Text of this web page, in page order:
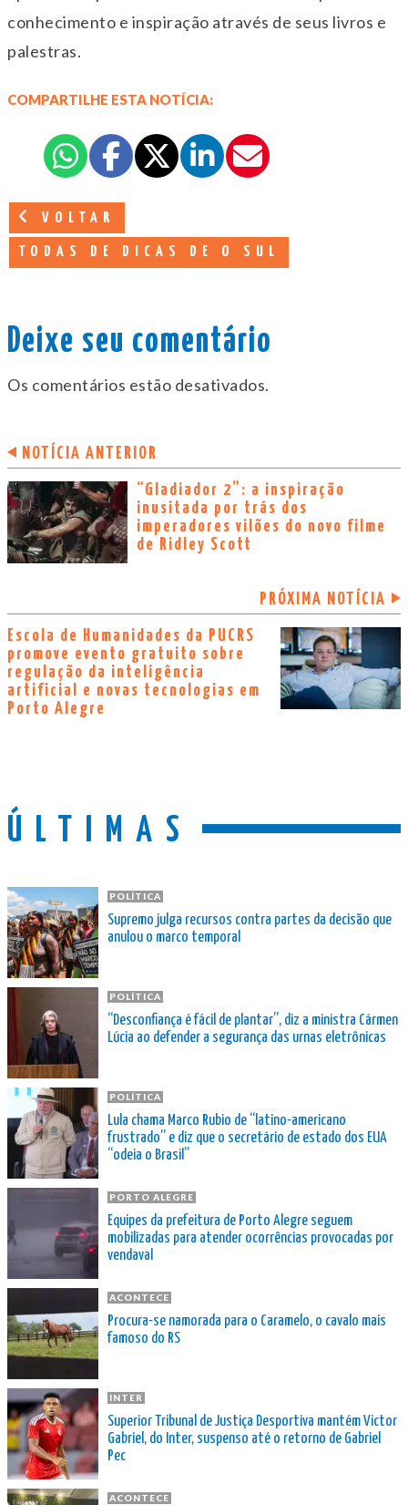
conhecimento e inspiração através de seus livros e
palestras.
COMPARTILHE ESTA NOTÍCIA:
VOLTAR
TODAS DE DICAS DE O SUL
Deixe seu comentário
Os comentários estão desativados.
NOTÍCIA ANTERIOR
“Gladiador 2”: a inspiração
inusitada por trás dos
imperadores vilões do novo filme
de Ridley Scott
PRÓXIMA NOTÍCIA
Escola de Humanidades da PUCRS
promove evento gratuito sobre
regulação da inteligência
artificial e novas tecnologias em
Porto Alegre
ÚLTIMAS
POLÍTICA
Supremo julga recursos contra partes da decisão que
anulou o marco temporal
POLÍTICA
“Desconfiança é fácil de plantar”, diz a ministra Cármen
Lúcia ao defender a segurança das urnas eletrônicas
POLÍTICA
Lula chama Marco Rubio de “latino-americano
frustrado” e diz que o secretário de estado dos EUA
“odeia o Brasil”
PORTO ALEGRE
Equipes da prefeitura de Porto Alegre seguem
mobilizadas para atender ocorrências provocadas por
vendaval
ACONTECE
Procura-se namorada para o Caramelo, o cavalo mais
famoso do RS
INTER
Superior Tribunal de Justiça Desportiva mantém Victor
Gabriel, do Inter, suspenso até o retorno de Gabriel
Pec
ACONTECE